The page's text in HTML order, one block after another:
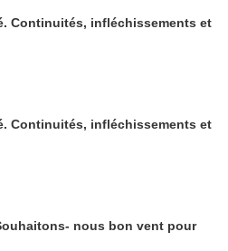
Continuités, infléchissements et
Continuités, infléchissements et
nous bon vent pour